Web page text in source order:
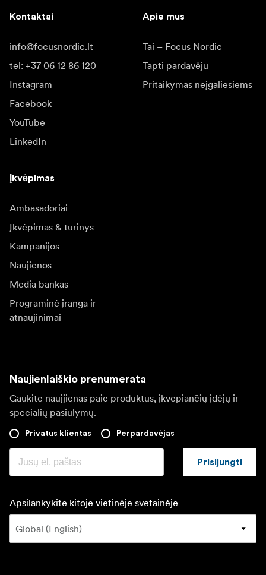
Kontaktai
info@focusnordic.lt
tel: +37 06 12 86 120
Instagram
Facebook
YouTube
LinkedIn
Apie mus
Tai – Focus Nordic
Tapti pardavėju
Pritaikymas neįgaliesiems
Įkvėpimas
Ambasadoriai
Įkvėpimas & turinys
Kampanijos
Naujienos
Media bankas
Programinė įranga ir
atnaujinimai
Naujienlaiškio prenumerata
Gaukite naujjienas paie produktus, įkvepiančių įdėjų ir
specialių pasiūlymų.
Privatus klientas Perpardavėjas
Prisijungti
Apsilankykite kitoje vietinėje svetainėje